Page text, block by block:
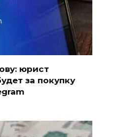
юрист
за покупку